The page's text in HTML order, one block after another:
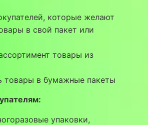
которые желают
в свой пакет или
товары из
товары в бумажные пакеты
упаковки,